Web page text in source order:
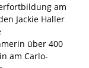
am
Jackie Haller
über 400
am Carlo-